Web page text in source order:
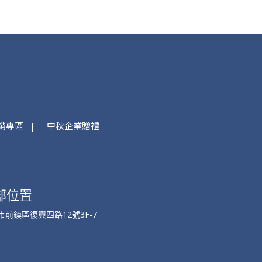
專區 中秋企業贈禮
位置
前鎮區復興四路12號3F-7